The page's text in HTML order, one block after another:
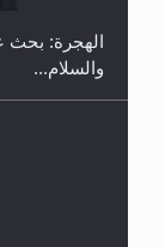
الهجرة: بحث
والسلام...